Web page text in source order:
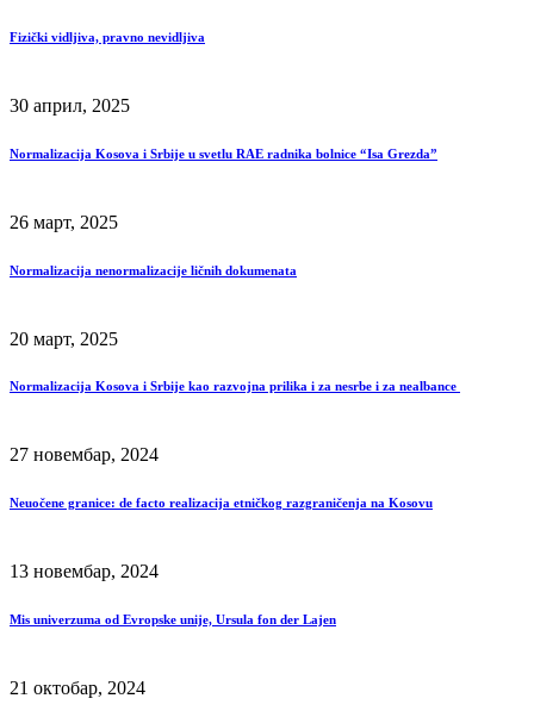
Fizički vidljiva, pravno nevidljiva
30 април, 2025
Normalizacija Kosova i Srbije u svetlu RAE radnika bolnice “Isa Grezda”
26 март, 2025
Normalizacija nenormalizacije ličnih dokumenata
20 март, 2025
Normalizacija Kosova i Srbije kao razvojna prilika i za nesrbe i za nealbance
27 новембар, 2024
Neuočene granice: de facto realizacija etničkog razgraničenja na Kosovu
13 новембар, 2024
Mis univerzuma od Evropske unije, Ursula fon der Lajen
21 октобар, 2024